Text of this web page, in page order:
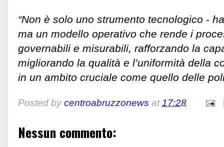
“Non è solo uno strumento tecnologico -
ma un modello operativo che rende i
governabili e misurabili, rafforzando la
migliorando la qualità e l’uniformità della
in un ambito cruciale come quello delle
Posted by centroabruzzonews at17:28
Nessun commento: